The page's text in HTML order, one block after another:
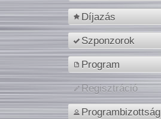
Díjazás
Szponzorok
Program
Regisztráció
Programbizottság